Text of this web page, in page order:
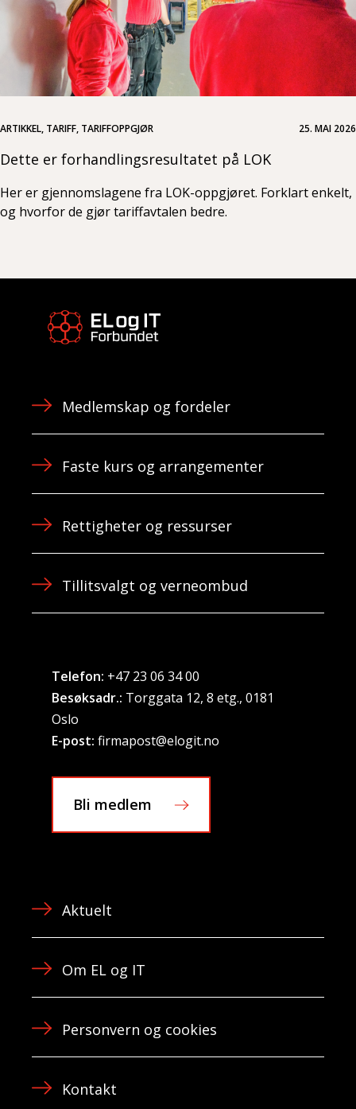
ARTIKKEL, TARIFF, TARIFFOPPGJØR 25. MAI 2026
Dette er forhandlingsresultatet på LOK
Her er gjennomslagene fra LOK-oppgjøret. Forklart enkelt,
og hvorfor de gjør tariffavtalen bedre.
Medlemskap og fordeler
Faste kurs og arrangementer
Rettigheter og ressurser
Tillitsvalgt og verneombud
Telefon: +47 23 06 34 00
Besøksadr.: Torggata 12, 8 etg., 0181
Oslo
E-post: firmapost@elogit.no
Bli medlem
Aktuelt
Om EL og IT
Personvern og cookies
Kontakt